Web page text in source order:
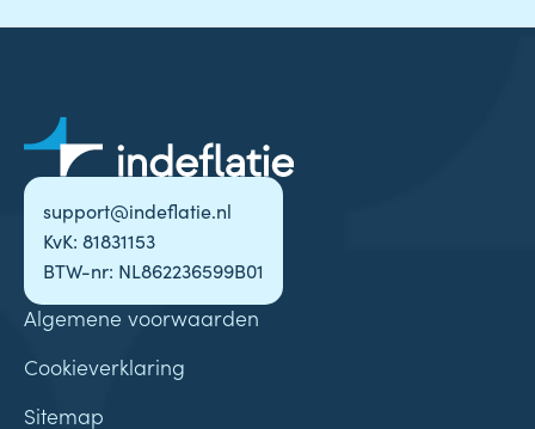
support@indeflatie.nl
KvK: 81831153
BTW-nr: NL862236599B01
Algemene voorwaarden
Cookieverklaring
Sitemap